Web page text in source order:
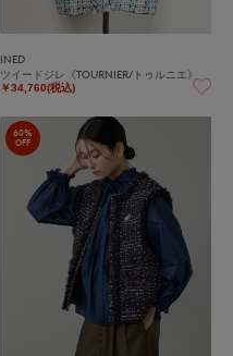
INED
ツイードジレ《TOURNIER/トゥルニエ》
￥34,760(税込)
60%
OFF